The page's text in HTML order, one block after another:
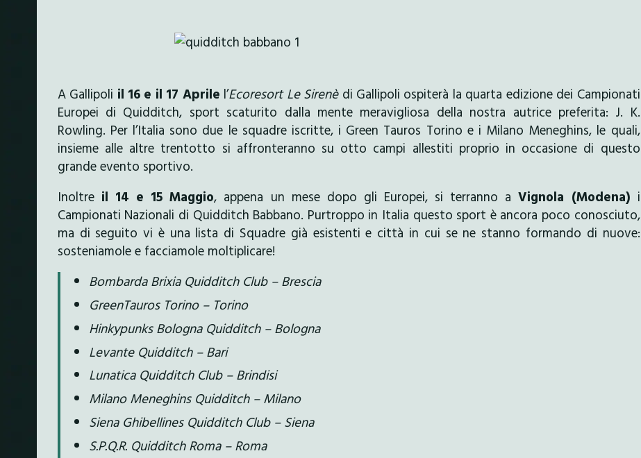
A Gallipoli il 16 e il 17 Aprile l’Ecoresort Le Sirenèdi Gallipoli ospiterà la quarta edizione dei Campionati
Europei di Quidditch, sport scaturito dalla mente meravigliosa della nostra autrice preferita: J. K.
Rowling. Per l’Italia sono due le squadre iscritte, i Green Tauros Torino e i Milano Meneghins, le quali,
insieme alle altre trentotto si affronteranno su otto campi allestiti proprio in occasione di questo
grande evento sportivo.
Inoltreil 14 e 15 Maggio, appena un mese dopo gli Europei, si terranno aVignola (Modena) i
Campionati Nazionali di Quidditch Babbano. Purtroppo in Italia questo sport è ancora poco conosciuto,
ma di seguito vi è una lista di Squadre già esistenti e città in cui se ne stanno formando di nuove:
sosteniamole e facciamole moltiplicare!
Bombarda Brixia Quidditch Club – Brescia
GreenTauros Torino – Torino
Hinkypunks Bologna Quidditch – Bologna
Levante Quidditch – Bari
Lunatica Quidditch Club – Brindisi
Milano Meneghins Quidditch – Milano
Siena Ghibellines Quidditch Club – Siena
S.P.Q.R. Quidditch Roma – Roma